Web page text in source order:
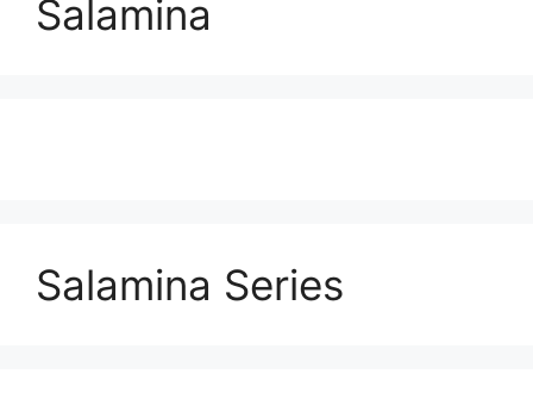
Salamina
Salamina Series